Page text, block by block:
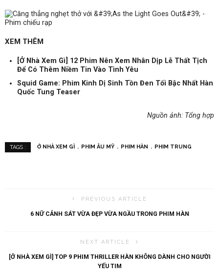
XEM THÊM
[Ở Nhà Xem Gì] 12 Phim Nên Xem Nhân Dịp Lễ Thất Tịch
Để Có Thêm Niềm Tin Vào Tình Yêu
Squid Game: Phim Kinh Dị Sinh Tồn Đen Tối Bậc Nhất Hàn
Quốc Tung Teaser
Nguồn ảnh: Tổng hợp
TAGS : Ở NHÀ XEM GÌ PHIM ÂU MỸ PHIM HÀN PHIM TRUNG
PREVIOUS ARTICLE
6 NỮ CẢNH SÁT VỪA ĐẸP VỪA NGẦU TRONG PHIM HÀN
NEXT ARTICLE
[Ở NHÀ XEM GÌ] TOP 9 PHIM THRILLER HÀN KHÔNG DÀNH CHO NGƯỜI
YẾU TIM